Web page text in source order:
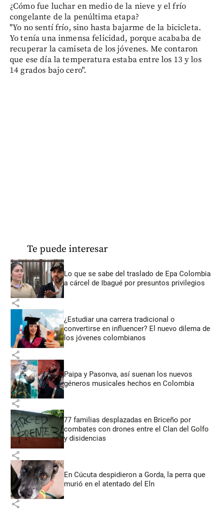
¿Cómo fue luchar en medio de la nieve y el frío
congelante de la penúltima etapa?
"Yo no sentí frío, sino hasta bajarme de la bicicleta.
Yo tenía una inmensa felicidad, porque acababa de
recuperar la camiseta de los jóvenes. Me contaron
que ese día la temperatura estaba entre los 13 y los
14 grados bajo cero".
Te puede interesar
Lo que se sabe del traslado de Epa Colombia
a cárcel de Ibagué por presuntos privilegios
share
¿Estudiar una carrera tradicional o
convertirse en influencer? El nuevo dilema de
los jóvenes colombianos
share
Paipa y Pasonva, así suenan los nuevos
géneros musicales hechos en Colombia
share
77 familias desplazadas en Briceño por
combates con drones entre el Clan del Golfo
y disidencias
share
En Cúcuta despidieron a Gorda, la perra que
murió en el atentado del Eln
share